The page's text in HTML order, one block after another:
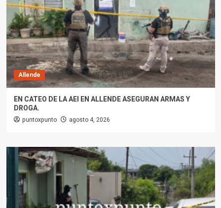
Allende
EN CATEO DE LA AEI EN ALLENDE ASEGURAN ARMAS Y
DROGA.
puntoxpunto agosto 4, 2026